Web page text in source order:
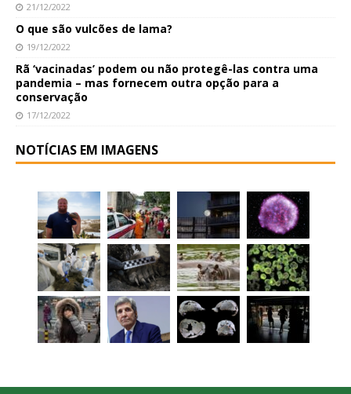
21/12/2022
O que são vulcões de lama?
19/12/2022
Rã ‘vacinadas’ podem ou não protegê-las contra uma
pandemia – mas fornecem outra opção para a
conservação
17/12/2022
NOTÍCIAS EM IMAGENS